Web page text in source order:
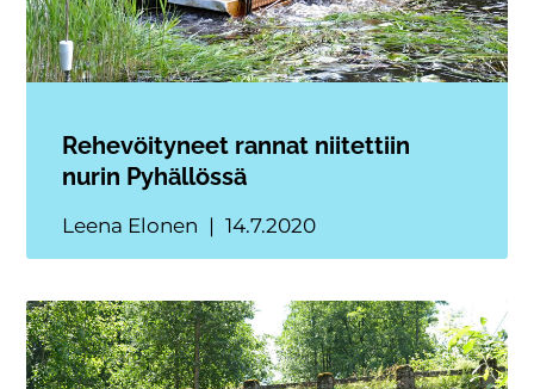
Rehevöityneet rannat niitettiin
nurin Pyhällössä
Leena Elonen 14.7.2020